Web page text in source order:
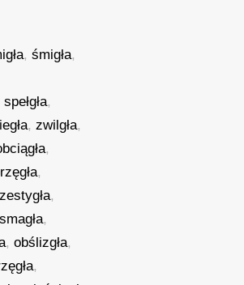
,śmigła,
spełgła,
,zwilgła,
,
,
zestygła,
,
,obślizgła,
,